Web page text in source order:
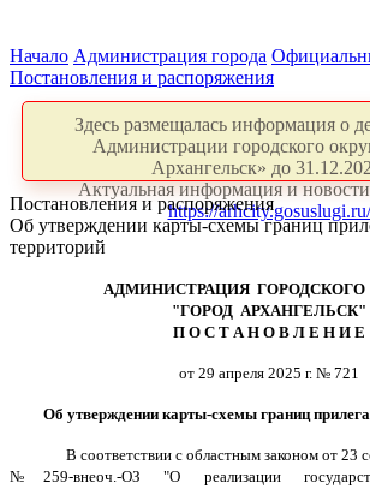
Начало Администрация города
Постановления и распоряжения
Здесь размещалась информация о
Администрации городского
Архангельск» до
Актуальная информация и новости
https://arhcity.gosuslugi.ru/
Постановления и распоряжения
Об утверждении карты-схемы границ
территорий
АДМИНИСТРАЦИЯ ГОРОДСКОГО
"ГОРОД АРХАНГЕЛЬСК"
П О С Т А Н О В Л Е Н И Е
от 29 апреля 2025 г. № 721
Об утверждении карты-схемы границ
В соответствии с областным законом от 23
№259-внеоч.-ОЗ "О реализации